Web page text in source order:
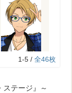
1-5 / 全46枚
ステージ』～